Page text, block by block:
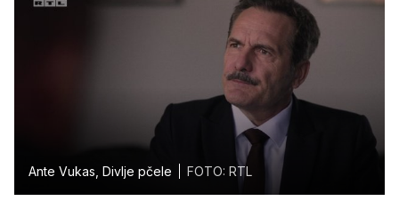
Ante Vukas, Divlje pčele FOTO: RTL